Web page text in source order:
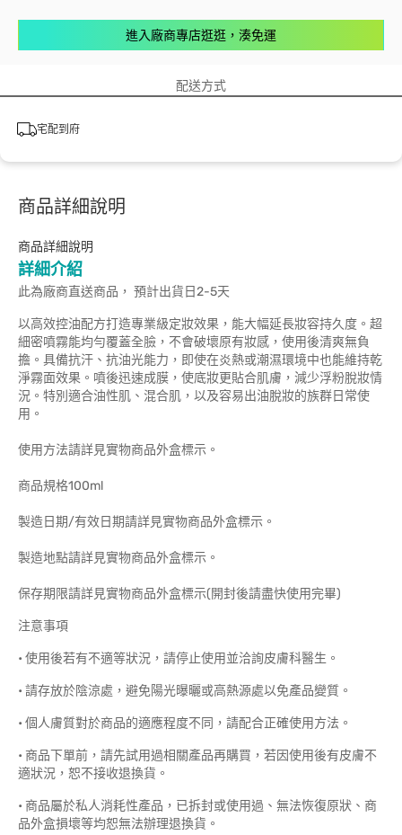
進入廠商專店逛逛，湊免運
配送方式
宅配到府
商品詳細說明
商品詳細說明
詳細介紹
此為廠商直送商品， 預計出貨日2-5天
以高效控油配方打造專業級定妝效果，能大幅延長妝容持久度。超
細密噴霧能均勻覆蓋全臉，不會破壞原有妝感，使用後清爽無負
擔。具備抗汗、抗油光能力，即使在炎熱或潮濕環境中也能維持乾
淨霧面效果。噴後迅速成膜，使底妝更貼合肌膚，減少浮粉脫妝情
況。特別適合油性肌、混合肌，以及容易出油脫妝的族群日常使
用。
使用方法請詳見實物商品外盒標示。
商品規格100ml
製造日期/有效日期請詳見實物商品外盒標示。
製造地點請詳見實物商品外盒標示。
保存期限請詳見實物商品外盒標示(開封後請盡快使用完畢)
注意事項
• 使用後若有不適等狀況，請停止使用並洽詢皮膚科醫生。
• 請存放於陰涼處，避免陽光曝曬或高熱源處以免產品變質。
• 個人膚質對於商品的適應程度不同，請配合正確使用方法。
• 商品下單前，請先試用過相關產品再購買，若因使用後有皮膚不
適狀況，恕不接收退換貨。
• 商品屬於私人消耗性產品，已拆封或使用過、無法恢復原狀、商
品外盒損壞等均恕無法辦理退換貨。